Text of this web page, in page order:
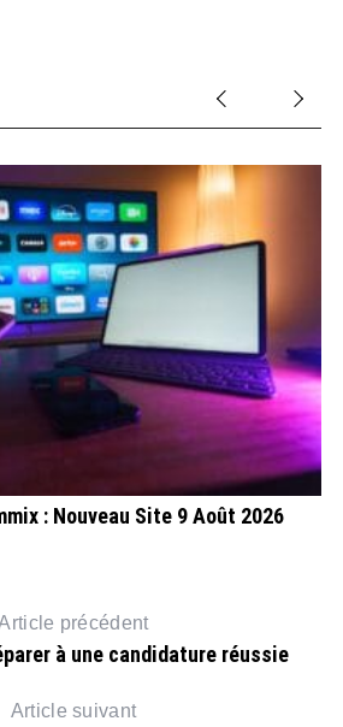
: Nouveau Site 9 Août 2026
précédent
à une candidature réussie
Article suivant